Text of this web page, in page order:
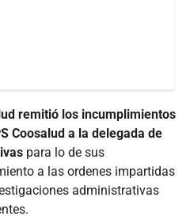
remitió los incumplimientos
Coosalud a la delegada de
para lo de sus
a las ordenes impartidas
administrativas